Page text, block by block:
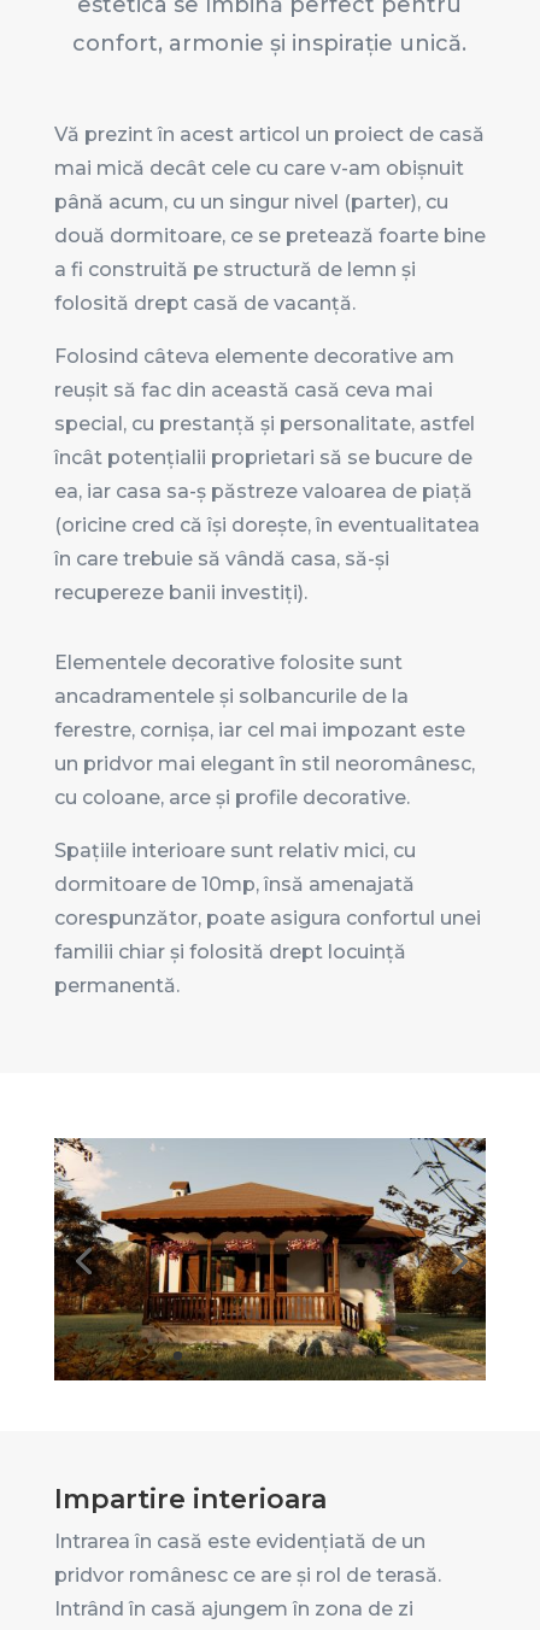
confort, armonie și inspirație unică.
Vă prezint în acest articol un proiect de casă
mai mică decât cele cu care v-am obișnuit
până acum, cu un singur nivel (parter), cu
două dormitoare, ce se pretează foarte bine
a fi construită pe structură de lemn și
folosită drept casă de vacanță.
Folosind câteva elemente decorative am
reușit să fac din această casă ceva mai
special, cu prestanță și personalitate, astfel
încât potențialii proprietari să se bucure de
ea, iar casa sa-ș păstreze valoarea de piață
(oricine cred că își dorește, în eventualitatea
în care trebuie să vândă casa, să-și
recupereze banii investiți).
Elementele decorative folosite sunt
ancadramentele și solbancurile de la
ferestre, cornișa, iar cel mai impozant este
un pridvor mai elegant în stil neoromânesc,
cu coloane, arce și profile decorative.
Spațiile interioare sunt relativ mici, cu
dormitoare de 10mp, însă amenajată
corespunzător, poate asigura confortul unei
familii chiar și folosită drept locuință
permanentă.
Impartire interioara
Intrarea în casă este evidențiată de un
pridvor românesc ce are și rol de terasă.
Intrând în casă ajungem în zona de zi